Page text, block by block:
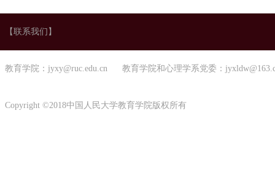
【联系我们】
教育学院：jyxy@ruc.edu.cn 教育学院和心理学系党委：
Copyright ©2018中国人民大学教育学院版权所有